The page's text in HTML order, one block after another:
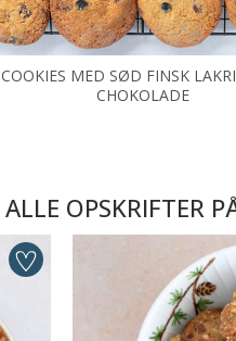
COOKIES MED SØD FINSK
CHOKOLADE
ALLE OPSKRIFTER